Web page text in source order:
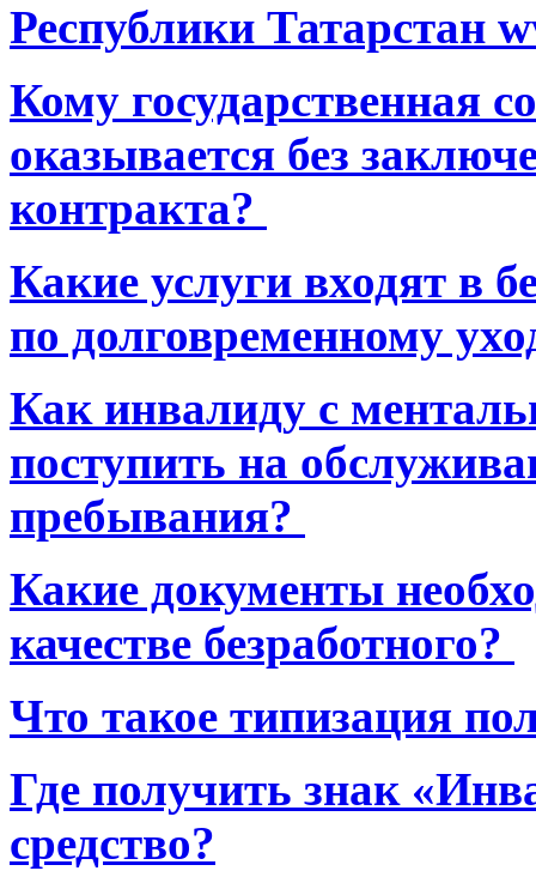
Республики Татарстан
Кому государственная
оказывается без
контракта?
Какие услуги входят в
по долговременному
Как инвалиду с
поступить на
пребывания?
Какие документы
качестве безработного?
Что такое типизация
Где получить знак
средство?